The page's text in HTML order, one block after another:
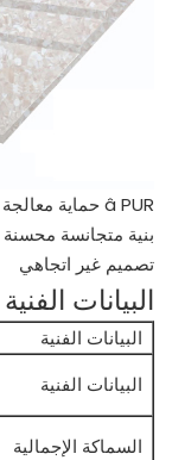
â PUR حماية معالجة الصيانة الخاصة
بنية متجانسة محسنة
تصميم غير اتجاهي
البيانات
البيانات الفنية
البيانات الفنية
السماكة الإجمالية